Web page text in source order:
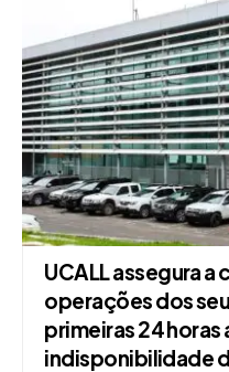
UCALL assegura
operações dos
primeiras 24 horas
indisponibilidade